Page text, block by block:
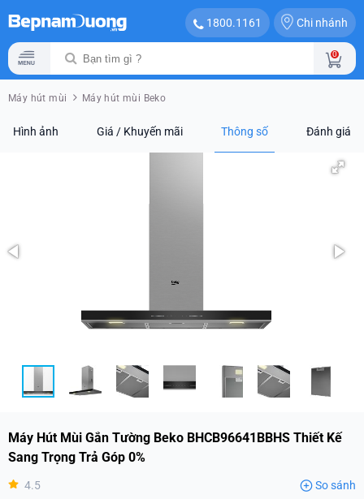
1800.1161 Chi nhánh
0
Máy hút mùi Máy hút mùi Beko
Hình ảnh Giá / Khuyến mãi Thông số Đánh giá
Máy Hút Mùi Gắn Tường Beko BHCB96641BBHS Thiết Kế
Sang Trọng Trả Góp 0%
4.5 So sánh